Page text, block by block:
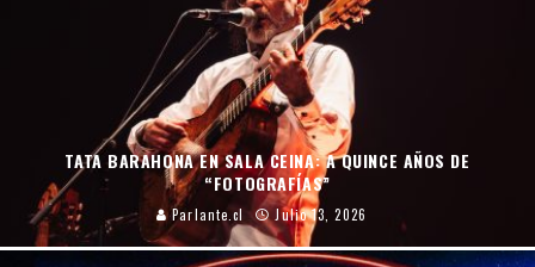
TATA BARAHONA EN SALA CEINA: A QUINCE AÑOS DE
“FOTOGRAFÍAS”
Parlante.cl Julio 13, 2026